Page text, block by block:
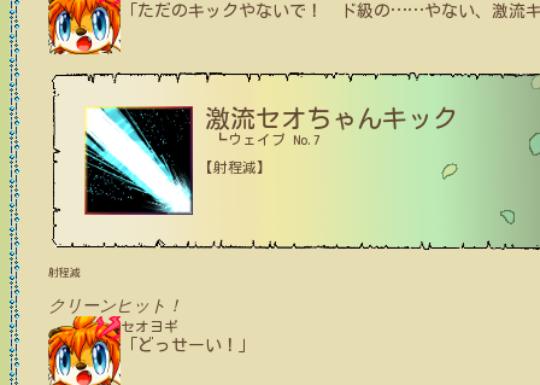
「ただのキックやないで！ ド級の……やない、激流
激流セオちゃんキック
┗ウェイブ No.7
【射程減】
射程減
クリーンヒット！
セオヨギ
「どっせーい！」